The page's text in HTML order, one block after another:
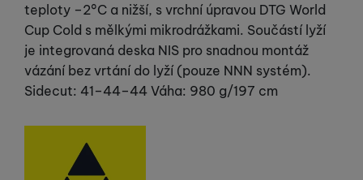
teploty –2°C a nižší, s vrchní úpravou DTG World
Cup Cold s mělkými mikrodrážkami. Součástí lyží
je integrovaná deska NIS pro snadnou montáž
vázání bez vrtání do lyží (pouze NNN systém).
Sidecut: 41–44–44 Váha: 980 g/197 cm